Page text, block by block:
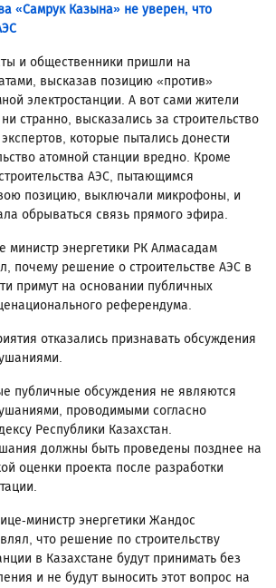
«Самрук Казына» не уверен, что
и общественники пришли на
высказав позицию «против»
электростанции. А вот сами жители
странно, высказались за строительство
которые пытались донести
атомной станции вредно. Кроме
АЭС, пытающимся
позицию, выключали микрофоны, и
обрываться связь прямого эфира.
министр энергетики РК Алмасадам
почему решение о строительстве АЭС в
примут на основании публичных
референдума.
отказались признавать обсуждения
публичные обсуждения не являются
проводимыми согласно
Республики Казахстан.
должны быть проведены позднее на
оценки проекта после разработки
министр энергетики Жандос
что решение по строительству
в Казахстане будут принимать без
и не будут выносить этот вопрос на